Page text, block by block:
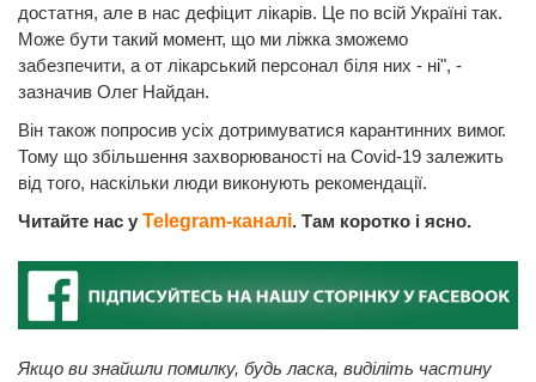
достатня, але в нас дефіцит лікарів. Це по всій Україні так.
Може бути такий момент, що ми ліжка зможемо
забезпечити, а от лікарський персонал біля них - ні", -
зазначив Олег Найдан.
Він також попросив усіх дотримуватися карантинних вимог.
Тому що збільшення захворюваності на Covid-19 залежить
від того, наскільки люди виконують рекомендації.
Читайте нас у Telegram-каналі. Там коротко і ясно.
Якщо ви знайшли помилку, будь ласка, виділіть частину